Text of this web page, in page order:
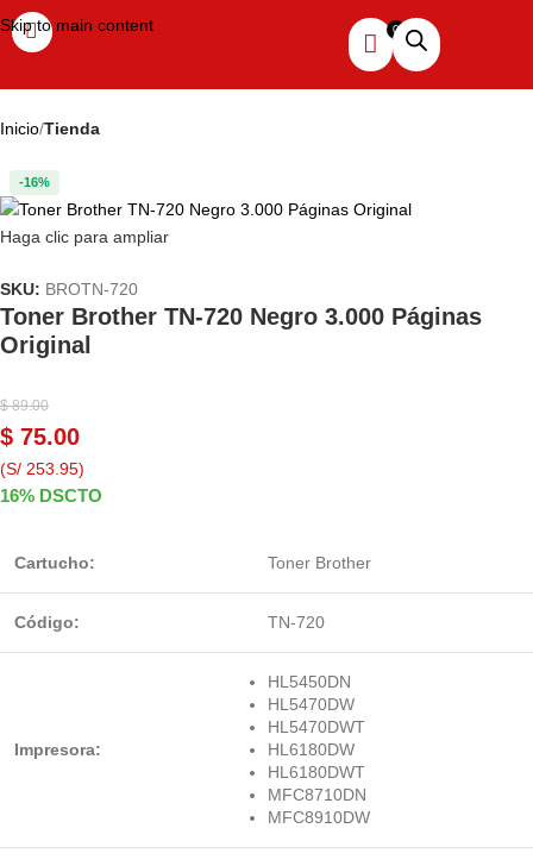
Skip to main content
Inicio Tienda
-16%
Haga clic para ampliar
SKU: BROTN-720
Toner Brother TN-720 Negro 3.000 Páginas
Original
$89.00
$ 75.00
(S/ 253.95)
16% DSCTO
Cartucho: Toner Brother
Código: TN-720
Impresora:
HL5450DN
HL5470DW
HL5470DWT
HL6180DW
HL6180DWT
MFC8710DN
MFC8910DW